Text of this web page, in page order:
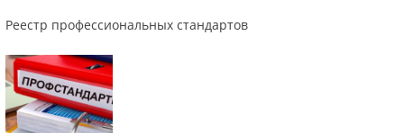
Реестр профессиональных стандартов